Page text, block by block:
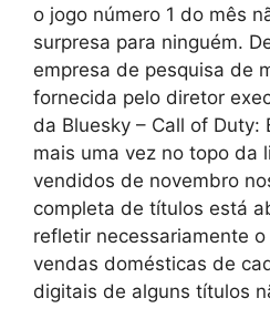
o jogo número 1 do mês
surpresa para ninguém.
empresa de pesquisa de
fornecida pelo diretor
da Bluesky – Call of Duty:
mais uma vez no topo da
vendidos de novembro
completa de títulos está
refletir necessariamente
vendas domésticas de
digitais de alguns títulos